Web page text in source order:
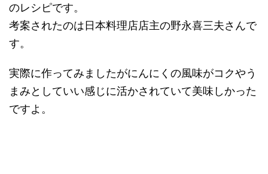
のレシピです。
考案されたのは日本料理店店主の野永喜三夫さんで
す。
実際に作ってみましたがにんにくの風味がコクやう
まみとしていい感じに活かされていて美味しかった
ですよ。